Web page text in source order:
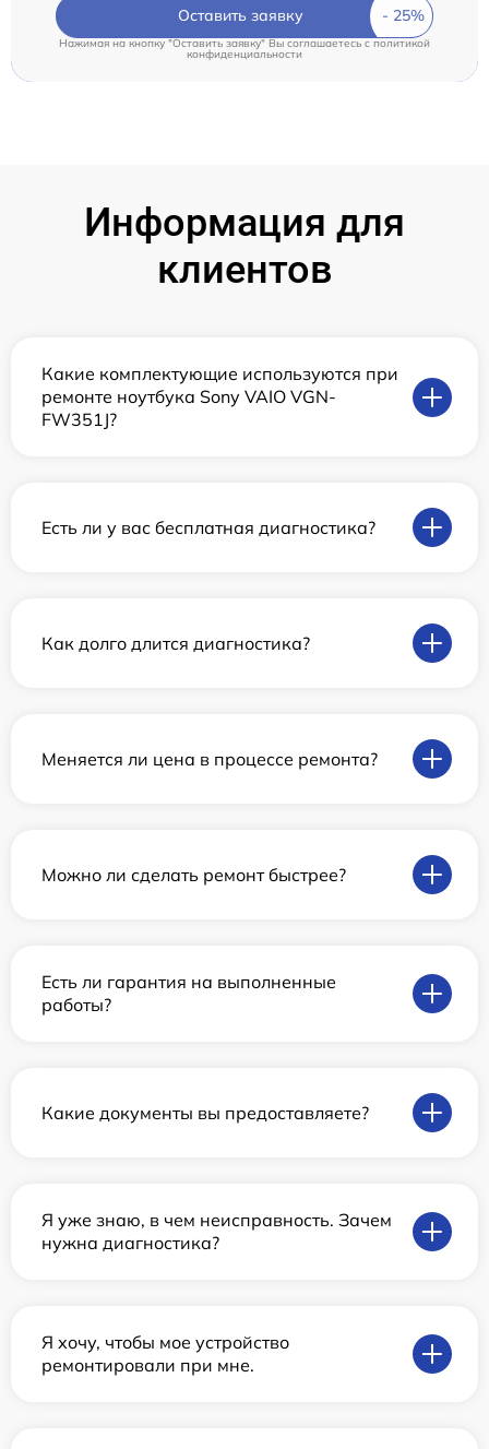
Оставить заявку
Нажимая на кнопку "Оставить заявку" Вы соглашаетесь cполитикой
конфиденциальности
Информация для
клиентов
Какие комплектующие используются при
ремонте ноутбука Sony VAIO VGN-
FW351J?
Есть ли у вас бесплатная диагностика?
Как долго длится диагностика?
Меняется ли цена в процессе ремонта?
Можно ли сделать ремонт быстрее?
Есть ли гарантия на выполненные
работы?
Какие документы вы предоставляете?
Я уже знаю, в чем неисправность. Зачем
нужна диагностика?
Я хочу, чтобы мое устройство
ремонтировали при мне.